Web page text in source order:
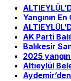
Yangının
AK Parti
Balıkesir
2025
Altıeylül